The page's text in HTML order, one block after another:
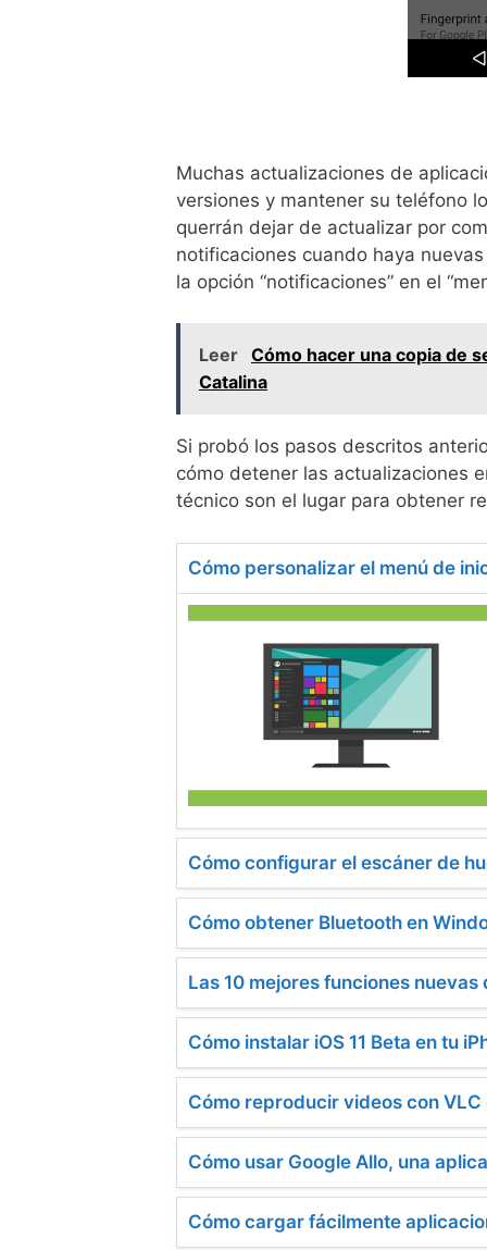
Muchas actualizaciones de
versiones y mantener su teléfono
querrán dejar de actualizar por
notificaciones cuando haya
la opción “notificaciones” en el
Leer Cómo hacer una copia de
Catalina
Si probó los pasos descritos
cómo detener las actualizaciones
técnico son el lugar para obtener
Cómo personalizar el menú de
Cómo configurar el escáner de
Cómo obtener Bluetooth en
Las 10 mejores funciones
Cómo instalar iOS 11 Beta en tu
Cómo reproducir videos con
Cómo usar Google Allo, una
Cómo cargar fácilmente